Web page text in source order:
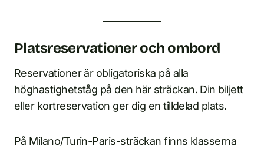
Platsreservationer och ombord
Reservationer är obligatoriska på alla
höghastighetståg på den här sträckan. Din biljett
eller kortreservation ger dig en tilldelad plats.
På Milano/Turin-Paris-sträckan finns klasserna